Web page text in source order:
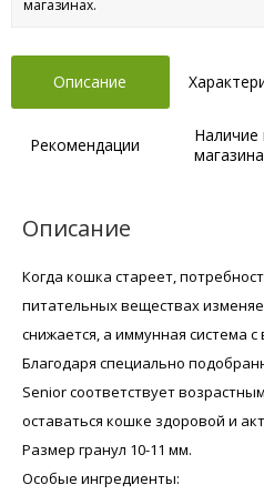
магазинах.
Описание
Рекомендации
Наличие
Описание
Когда кошка стареет,
питательных веществах
снижается, а иммунная система с
Благодаря специально
Senior соответствует
оставаться кошке здоровой и
Размер гранул 10-11 мм.
Особые ингредиенты: